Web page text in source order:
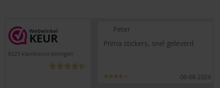
8225 klantbeoordelingen
Peter
Prima stickers, snel geleverd
06-08-2026